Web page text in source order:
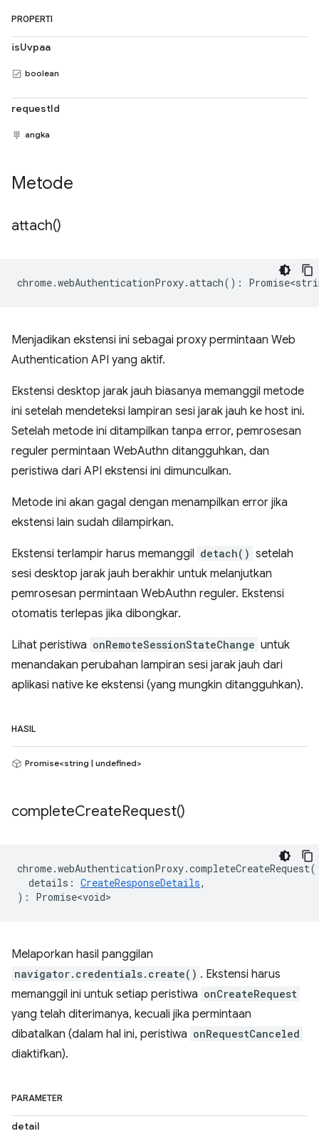
PROPERTI
isUvpaa
boolean
requestId
angka
Metode
attach()
chrome.webAuthenticationProxy.attach() :
Menjadikan ekstensi ini sebagai proxy permintaan Web
Authentication API yang aktif.
Ekstensi desktop jarak jauh biasanya memanggil metode
ini setelah mendeteksi lampiran sesi jarak jauh ke host ini.
Setelah metode ini ditampilkan tanpa error, pemrosesan
reguler permintaan WebAuthn ditangguhkan, dan
peristiwa dari API ekstensi ini dimunculkan.
Metode ini akan gagal dengan menampilkan error jika
ekstensi lain sudah dilampirkan.
Ekstensi terlampir harus memanggil detach() setelah
sesi desktop jarak jauh berakhir untuk melanjutkan
pemrosesan permintaan WebAuthn reguler. Ekstensi
otomatis terlepas jika dibongkar.
Lihat peristiwa onRemoteSessionStateChange untuk
menandakan perubahan lampiran sesi jarak jauh dari
aplikasi native ke ekstensi (yang mungkin ditangguhkan).
HASIL
Promise<string | undefined>
completeCreateRequest()
chrome.webAuthenticationProxy.completeCreateRequest(
details : CreateResponseDetails,
) : Promise<void>
Melaporkan hasil panggilan
navigator.credentials.create() . Ekstensi harus
memanggil ini untuk setiap peristiwa onCreateRequest
yang telah diterimanya, kecuali jika permintaan
dibatalkan (dalam hal ini, peristiwa onRequestCanceled
diaktifkan).
PARAMETER
detail